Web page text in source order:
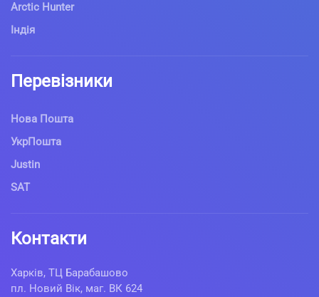
Arctic Hunter
Індія
Перевізники
Нова Пошта
УкрПошта
Justin
SAT
Контакти
Харків, ТЦ Барабашово
пл. Новий Вік, маг. ВК 624